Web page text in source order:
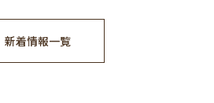
新着情報一覧